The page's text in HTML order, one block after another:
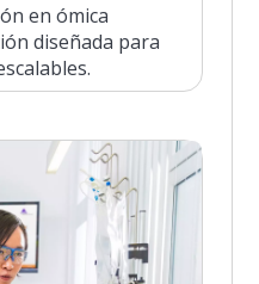
en ómica
diseñada para